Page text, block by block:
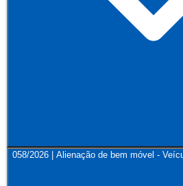
058/2026 | Alienação de bem móvel -